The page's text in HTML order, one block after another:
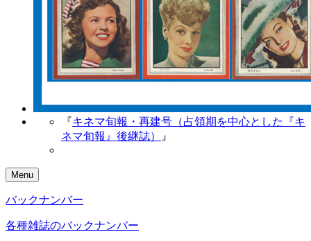
『キネマ旬報・再建号（占領期を中心とした『キ
ネマ旬報』後継誌）
』
Menu
バックナンバー
各種雑誌のバックナンバー